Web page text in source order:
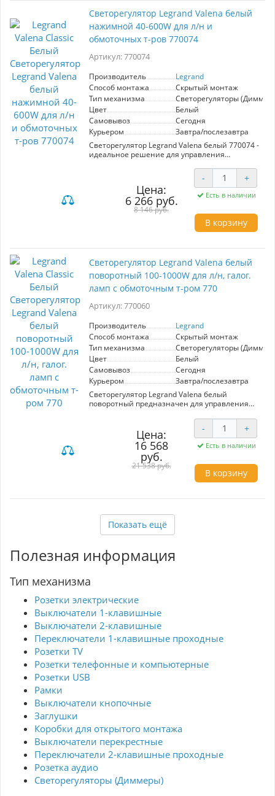
Светорегулятор Legrand Valena белый
нажимной 40-600W для л/н и
обмоточных т-ров 770074
Артикул: 770074
Производитель
Legrand
Способ монтажа
Скрытый монтаж
Тип механизма
Светорегуляторы
Цвет
Белый
Самовывоз
Сегодня
Курьером
Завтра/послезавтра
Светорегулятор Legrand Valena белый 770074 -
идеальное решение для управления
нагрузку от 40 до 600 Вт, совместим с лампами
трансформаторами. Элегантный дизайн в
белом цвете гармонично впишется в любой
интерьер. Надежность и качество от Legrand
обеспечивают долгий срок службы и
Цена:
6 266 руб.
8 146 руб.
- +
Есть в наличии
В корзину
Светорегулятор Legrand Valena белый
поворотный 100-1000W для л/н, галог.
ламп с обмоточным т-ром 770
Артикул: 770060
Производитель
Legrand
Способ монтажа
Скрытый монтаж
Тип механизма
Светорегуляторы
Цвет
Белый
Самовывоз
Сегодня
Курьером
Завтра/послезавтра
Светорегулятор Legrand Valena белый
поворотный предназначен для управления
для ламп накаливания и галогенных ламп с
обмоточным трансформатором. Элегантный
белый дизайн линейки Valena Classic
гармонично впишется в современный
интерьер. Надежное решение от известного
производителя Legrand для плавной
Цена:
16 568
руб.
21 538 руб.
- +
Есть в наличии
В корзину
Показать ещё
Полезная информация
Тип механизма
Розетки электрические
Выключатели 1-клавишные
Выключатели 2-клавишные
Переключатели 1-клавишные проходные
Розетки TV
Розетки телефонные и компьютерные
Розетки USB
Рамки
Выключатели кнопочные
Заглушки
Коробки для открытого монтажа
Выключатели перекрестные
Переключатели 2-клавишные проходные
Розетка аудио
Светорегуляторы (Диммеры)